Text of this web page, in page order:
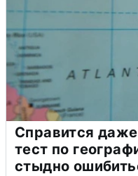
Справится
тест по
стыдно